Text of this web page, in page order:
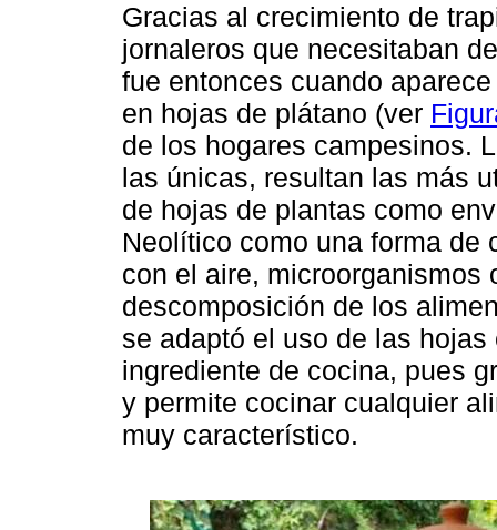
Gracias al crecimiento de
jornaleros que necesitaban
fue entonces cuando
en hojas de plátano (ver
de los hogares campesinos.
las únicas, resultan las más
de hojas de plantas como
Neolítico como una forma de
con el aire, microorganismos
descomposición de los
se adaptó el uso de las
ingrediente de cocina, pues
y permite cocinar cualquier
muy característico.